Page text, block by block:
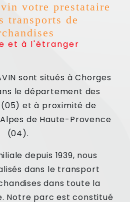
votre prestataire
transports de
et à l'étranger
sont situés à Chorges
le département des
et à proximité de
de Haute-Provence
(04).
depuis 1939, nous
dans le transport
dans toute la
Notre parc est constitué